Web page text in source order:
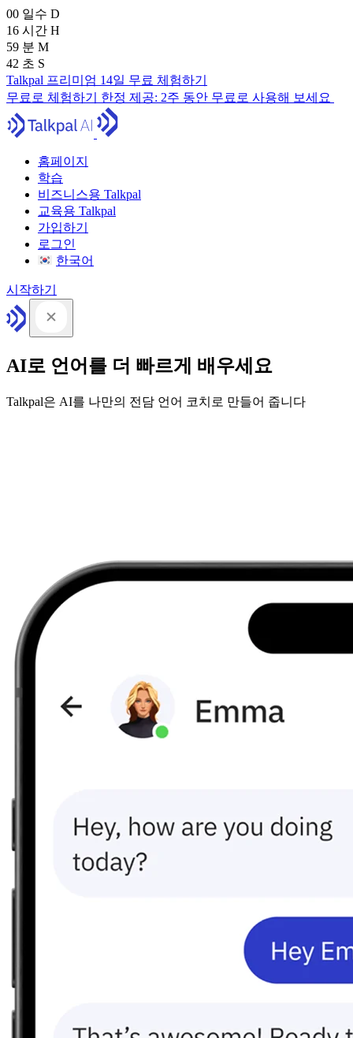
00 일수 D
16 시간 H
59 분 M
41 초 S
Talkpal 프리미엄 14일 무료 체험하기
무료로 체험하기 한정 제공: 2주 동안 무료로 사용해 보세요
홈페이지
학습
비즈니스용 Talkpal
교육용 Talkpal
가입하기
로그인
한국어
시작하기
AI로 언어를 더 빠르게 배우세요
Talkpal은 AI를 나만의 전담 언어 코치로 만들어 줍니다